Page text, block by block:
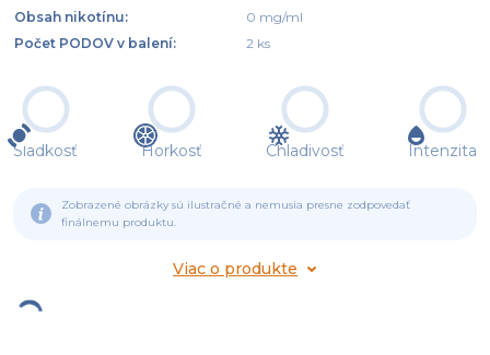
Obsah nikotínu:
0 mg/ml
Počet PODOV v balení: 2 ks
Sladkosť Horkosť Chladivosť Intenzita
Zobrazené obrázky sú ilustračné a nemusia presne zodpovedať
finálnemu produktu.
Viac o produkte